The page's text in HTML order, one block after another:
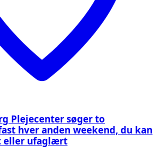
Plejecenter søger to
hver anden weekend, du kan
eller ufaglært